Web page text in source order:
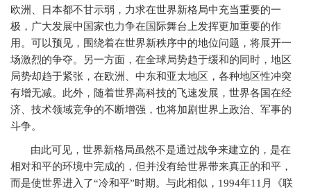
欧洲、日本都不甘示弱，力求在世界新格局中充当重要的一
极，广大发展中国家也力争在国际舞台上发挥更加重要的作
用。可以预见，围绕着在世界新秩序中的地位问题，将展开一
场激烈的争夺。另一方面，在全球局势趋于缓和的同时，地区
局势却趋于紧张，在欧洲、中东和亚太地区，各种地区性冲突
有增无减。此外，随着世界高科技的飞速发展，世界各国在经
济、技术领域竞争的不断增强，也将加剧世界上政治、军事的
斗争。
由此可见，世界新格局虽然不是通过战争来建立的，是在
相对和平的环境中完成的，但并没有给世界带来真正的和平，
而是使世界进入了“冷和平”时期。与此相似， 1994年11月《联